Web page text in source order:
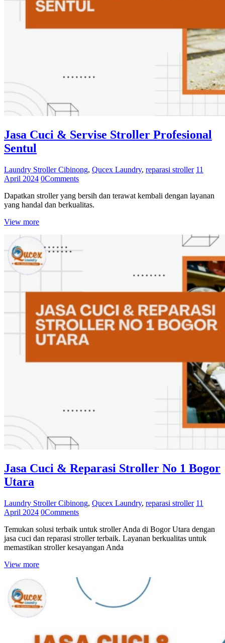
Jasa Cuci & Servise Stroller Profesional
Sentul
Laundry Stroller Cibinong, Qucex Laundry, reparasi stroller 11
April 2024 0Comments
Dapatkan stroller yang bersih dan terawat kembali dengan layanan
yang handal dan berkualitas.
View more
Jasa Cuci & Reparasi Stroller No 1 Bogor
Utara
Laundry Stroller Cibinong, Qucex Laundry, reparasi stroller 11
April 2024 0Comments
Temukan solusi terbaik untuk stroller Anda di Bogor Utara dengan
jasa cuci dan reparasi stroller terbaik. Layanan berkualitas untuk
memastikan stroller kesayangan Anda
View more